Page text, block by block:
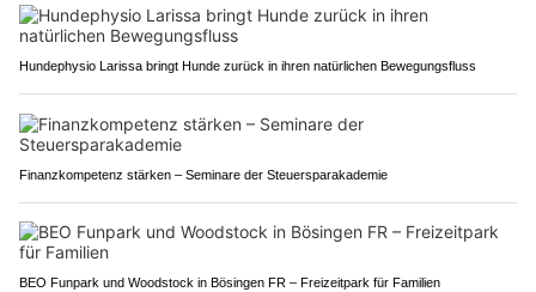
Hundephysio Larissa bringt Hunde zurück in ihren natürlichen Bewegungsfluss
Finanzkompetenz stärken – Seminare der Steuersparakademie
BEO Funpark und Woodstock in Bösingen FR – Freizeitpark für Familien